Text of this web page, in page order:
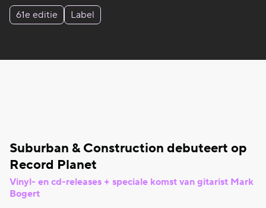
61e editie Label
Suburban & Construction debuteert op
Record Planet
Vinyl- en cd-releases + speciale komst van gitarist Mark
Bogert